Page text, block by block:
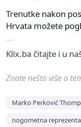
Trenutke nakon
Hrvata možete
Klix.ba čitajte i u
Znate nešto više o
Marko Perković
nogometna